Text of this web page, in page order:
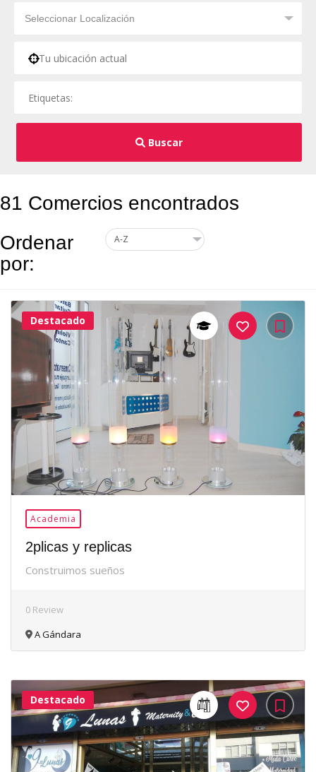
Buscar
81 Comercios encontrados
Ordenar
por:
37Me
Destacado
Academia
2plicas y replicas
Construimos sueños
0 Review
A Gándara
30Me
Gusta
Destacado